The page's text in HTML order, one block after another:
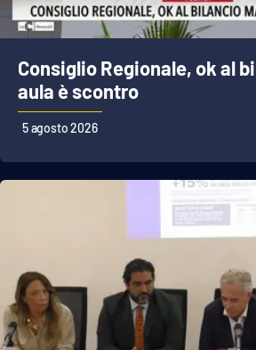
Economia e Lavoro
Politica
Sanità
RUBRICHE
Good Morning Vietnam
Consiglio Regionale, ok al
aula è scontro
5 agosto 2026